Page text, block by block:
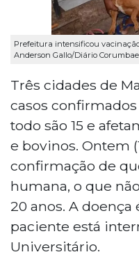
Prefeitura intensificou
Anderson Gallo/Diário
Três cidades de
casos
todo são 15 e
e bovinos. Ontem
confirmação de
humana, o que
20 anos. A
paciente está
Universitário.